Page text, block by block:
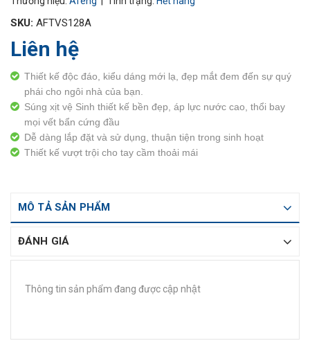
SKU: AFTVS128A
Liên hệ
Thiết kế độc đáo, kiểu dáng mới lạ, đẹp mắt đem đến sự quý
phái cho ngôi nhà của bạn.
Súng xịt vệ Sinh thiết kế bền đẹp, áp lực nước cao, thổi bay
mọi vết bẩn cứng đầu
Dễ dàng lắp đặt và sử dụng, thuận tiện trong sinh hoạt
Thiết kế vượt trội cho tay cầm thoải mái
MÔ TẢ SẢN PHẨM
ĐÁNH GIÁ
Thông tin sản phẩm đang được cập nhật